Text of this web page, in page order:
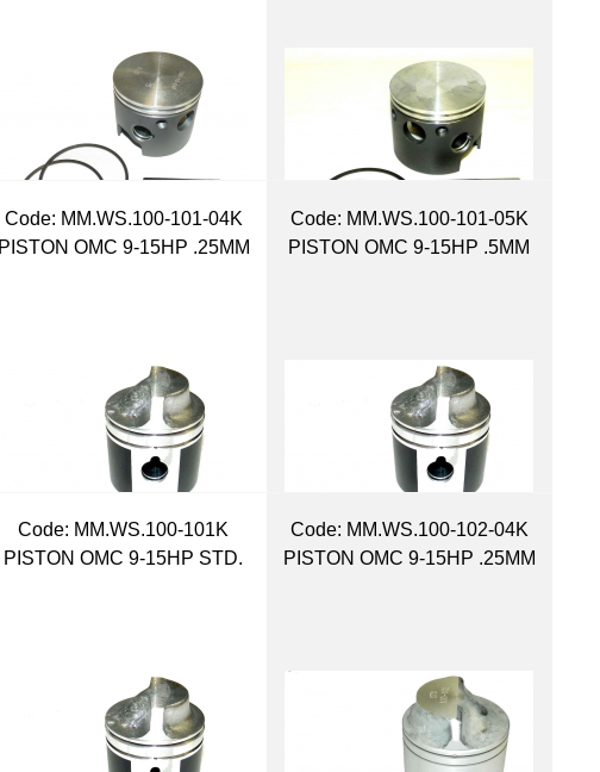
Code: MM.WS.100-101-04K
PISTON OMC 9-15HP .25MM
Code: MM.WS.100-101-05K
PISTON OMC 9-15HP .5MM
Code: MM.WS.100-101K
PISTON OMC 9-15HP STD.
Code: MM.WS.100-102-04K
PISTON OMC 9-15HP .25MM